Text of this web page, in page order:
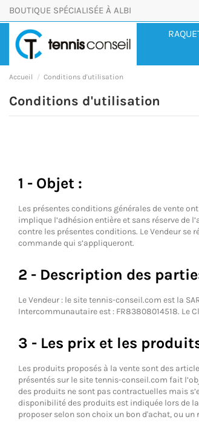
BOUTIQUE SPÉCIALISÉE À ALBI
Accueil Conditions d'utilisation
Conditions d'utilisation
1 - Objet :
Les présentes conditions générales de vente
implique l’adhésion entière et sans réserve de
contre les présentes conditions. Le Vendeur
commande qui s’appliqueront.
2 - Description des
Le Vendeur : le sitetennis-conseil.com est la
Intercommunautaire est : FR83808014518. Le
3 - Les prix et les
Les produits proposés à la vente sont des
présentés sur le sitetennis-conseil.com fait
des produits ne sont pas contractuelles mais
disponibilité des produits est indiquée lors de
proposer selon son choix un bon d'achat, ou